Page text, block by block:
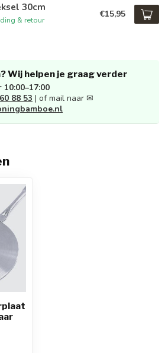
30cm
& retour
€15,95
Wij helpen je graag verder
10:00–17:00
88 53 | of mail naar ✉